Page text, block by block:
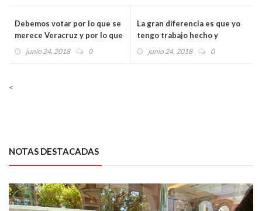
Debemos votar por lo que se
merece Veracruz y por lo que
se merece México: Américo
junio 24, 2018 0
La gran diferencia es que yo
tengo trabajo hecho y
resultados: Pepe
junio 24, 2018 0
<
NOTAS DESTACADAS